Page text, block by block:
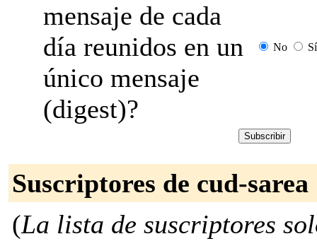
mensaje de cada
día reunidos en un
único mensaje
(digest)?
No Sí
Suscriptores de cud-sarea
(La lista de suscriptores